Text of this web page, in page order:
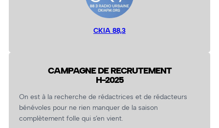
CKIA 88,3
CAMPAGNE DE RECRUTEMENT
H-2025
On est à la recherche de rédactrices et de rédacteurs
bénévoles pour ne rien manquer de la saison
complètement folle qui s’en vient.